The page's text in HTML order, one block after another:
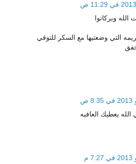
الله وبركاتوا
التي وضعتيها مع السكر للتوفي
يعطيك العافيه